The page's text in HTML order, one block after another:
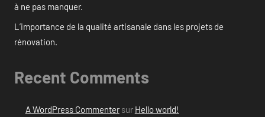
à ne pas manquer.
L’importance de la qualité artisanale dans les projets de
rénovation.
Recent Comments
A WordPress Commentersur Hello world!